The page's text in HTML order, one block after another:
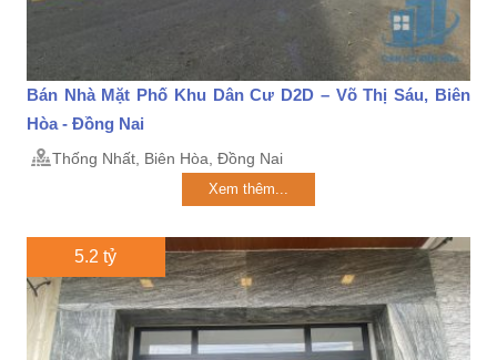
Bán Nhà Mặt Phố Khu Dân Cư D2D – Võ Thị Sáu, Biên
Hòa - Đồng Nai
Thống Nhất, Biên Hòa, Đồng Nai
Xem thêm...
5.2 tỷ